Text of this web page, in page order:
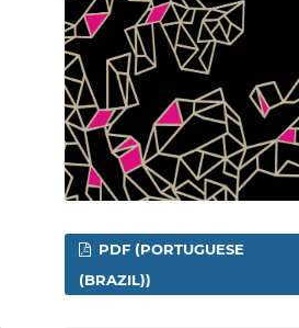
PDF (PORTUGUESE
(BRAZIL))